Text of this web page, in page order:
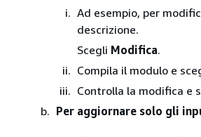
Ad esempio, per
descrizione.
Scegli Modifica.
Compila il modulo e
Controlla la modifica e
Per aggiornare solo gli